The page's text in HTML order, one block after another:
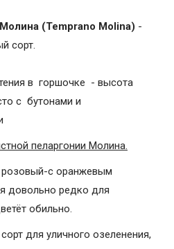
(Temprano Molina) -
сорт.
в горшочке - высота
с бутонами и
пеларгонии Молина.
розовый-с оранжевым
довольно редко для
обильно.
для уличного озеленения,